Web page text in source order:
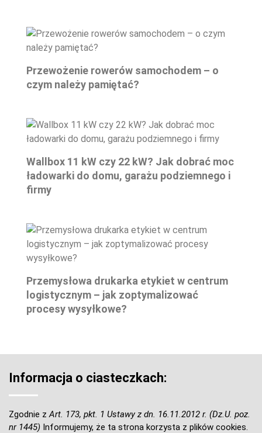
Przewożenie rowerów samochodem – o
czym należy pamiętać?
Wallbox 11 kW czy 22 kW? Jak dobrać moc
ładowarki do domu, garażu podziemnego i
firmy
Przemysłowa drukarka etykiet w centrum
logistycznym – jak zoptymalizować
procesy wysyłkowe?
Informacja o ciasteczkach:
Zgodnie zArt. 173, pkt. 1 Ustawy z dn. 16.11.2012 r. (Dz.U. poz.
nr 1445) Informujemy, że ta strona korzysta z plików cookies.